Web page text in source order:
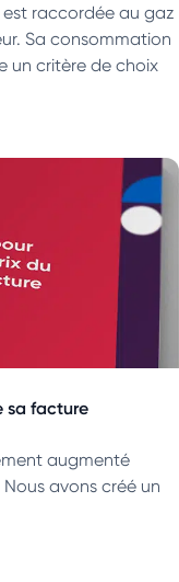
est raccordée au gaz
Sa consommation
un critère de choix
sa facture
augmenté
avons créé un